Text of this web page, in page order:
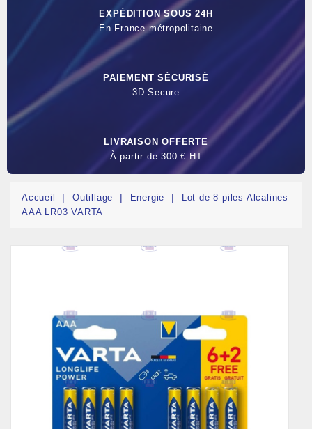
EXPÉDITION SOUS 24H
En France métropolitaine
PAIEMENT SÉCURISÉ
3D Secure
LIVRAISON OFFERTE
À partir de 300 € HT
Accueil Outillage Energie
Lot de 8 piles Alcalines
AAA LR03 VARTA